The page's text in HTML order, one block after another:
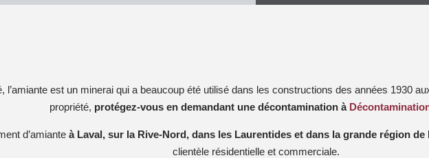
l’amiante est un minerai qui a beaucoup été utilisé dans les constructions des années 1930
propriété, protégez-vous en demandant une décontamination à
d’amiante à Laval, sur la Rive-Nord, dans les Laurentides et dans la grande région de
clientèle résidentielle et commerciale.